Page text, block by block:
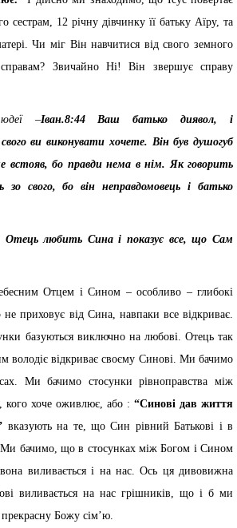
сестрам, 12 річну дівчинку її батьку Аїру, та
Чи міг Він навчитися від свого земного
Звичайно Ні! Він звершує справу
–Iван.8:44 Ваш батько диявол, і
ви виконувати хочете. Він був душогуб
встояв, бо правди нема в нім. Як говорить
зо свого, бо він неправдомовець і батько
Отець любить Сина і показує все, що Сам
Отцем і Сином – особливо – глибокі
не приховує від Сина, навпаки все відкриває.
базуються виключно на любові. Отець так
володіє відкриває своєму Синові. Ми бачимо
Ми бачимо стосунки рівноправства між
хоче оживлює, або : “Синові дав життя
вказують на те, що Син рівний Батькові і в
Ми бачимо, що в стосунках між Богом і Сином
виливається і на нас. Ось ця дивовижна
виливається на нас грішників, що і б ми
Божу сім’ю.